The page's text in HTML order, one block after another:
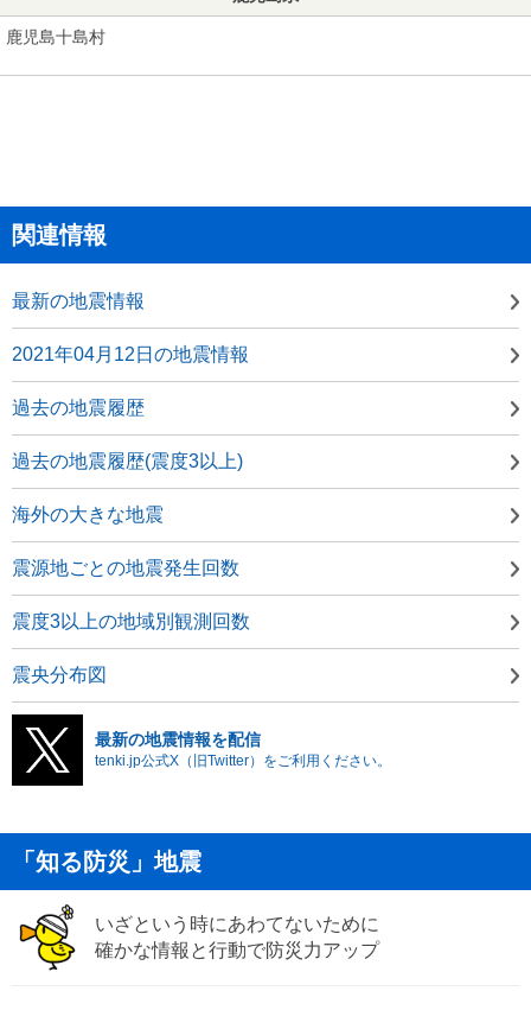
鹿児島十島村
関連情報
最新の地震情報
2021年04月12日の地震情報
過去の地震履歴
過去の地震履歴(震度3以上)
海外の大きな地震
震源地ごとの地震発生回数
震度3以上の地域別観測回数
震央分布図
最新の地震情報を配信
tenki.jp公式X（旧Twitter）をご利用ください。
「知る防災」地震
いざという時にあわてないために
確かな情報と行動で防災力アップ